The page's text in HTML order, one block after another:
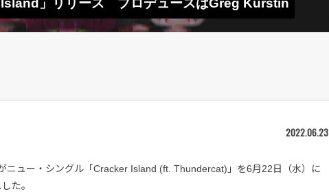
」リリース プロデュースはGreg Kurstin
2022.06.23
ニュー・シングル「Cracker Island (ft. Thundercat)」を6月22日（水）に
た。